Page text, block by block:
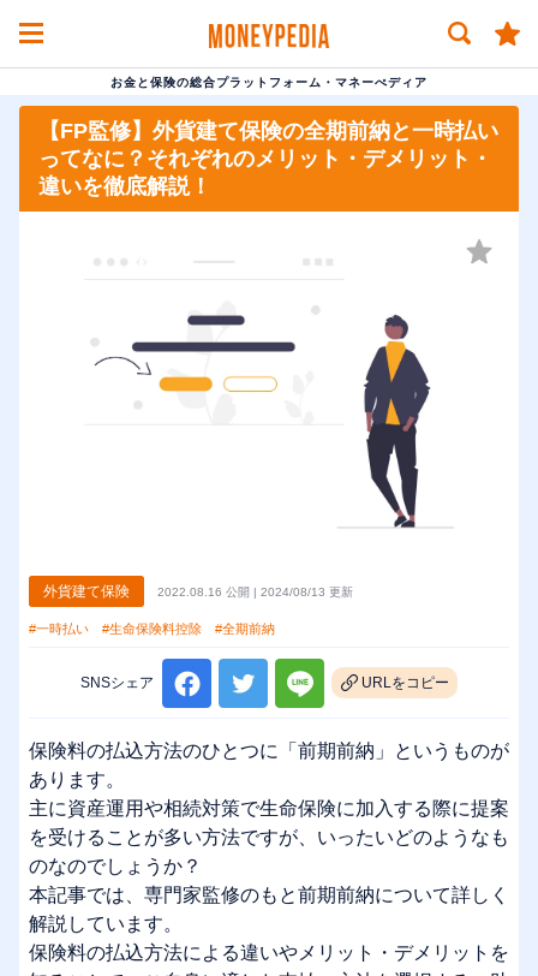
お金と保険の総合プラットフォーム・マネーぺディア
【FP監修】外貨建て保険の全期前納と一時払い
ってなに？それぞれのメリット・デメリット・
違いを徹底解説！
外貨建て保険 2022.08.16 公開 | 2024/08/13 更新
#一時払い #生命保険料控除 #全期前納
SNSシェア URLをコピー
保険料の払込方法のひとつに「前期前納」というものが
あります。
主に資産運用や相続対策で生命保険に加入する際に提案
を受けることが多い方法ですが、いったいどのようなも
のなのでしょうか？
本記事では、専門家監修のもと前期前納について詳しく
解説しています。
保険料の払込方法による違いやメリット・デメリットを